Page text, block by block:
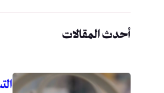
أحدث المقالات